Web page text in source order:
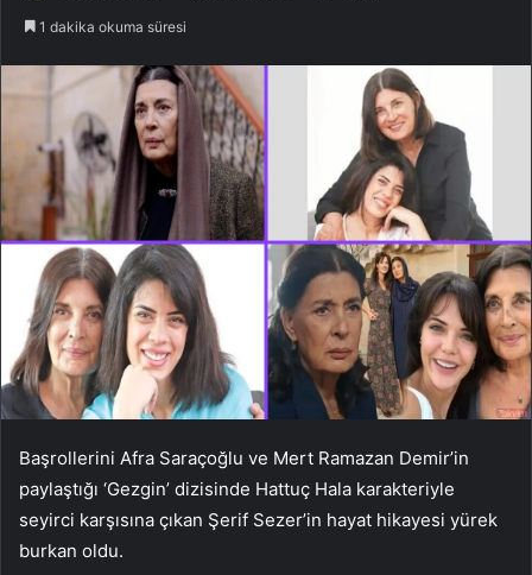
1 dakika okuma süresi
Başrollerini Afra Saraçoğlu ve Mert Ramazan Demir’in
paylaştığı ‘Gezgin’ dizisinde Hattuç Hala karakteriyle
seyirci karşısına çıkan Şerif Sezer’in hayat hikayesi yürek
burkan oldu.